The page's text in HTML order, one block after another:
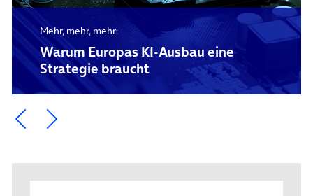
Mehr, mehr, mehr:
Warum Europas KI-Ausbau eine
Strategie braucht
Ein Element zurück blättern
Ein Element weiter blättern